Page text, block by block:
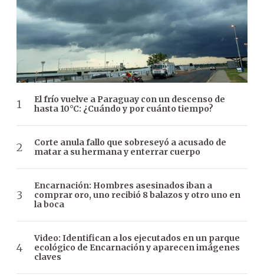
El frío vuelve a Paraguay con un descenso de
hasta 10°C: ¿Cuándo y por cuánto tiempo?
Corte anula fallo que sobreseyó a acusado de
matar a su hermana y enterrar cuerpo
Encarnación: Hombres asesinados iban a
comprar oro, uno recibió 8 balazos y otro uno en
la boca
Video: Identifican a los ejecutados en un parque
ecológico de Encarnación y aparecen imágenes
claves